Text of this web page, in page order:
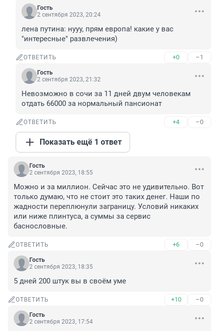
Гость
2 сентября 2023, 20:24
лена путина: нууу, прям европа! какие у вас
"интересные" развлечения)
ОТВЕТИТЬ +0 –1
Гость
2 сентября 2023, 21:32
Невозможно в сочи за 11 дней двум человекам
отдать 66000 за нормальный пансионат
ОТВЕТИТЬ +4 –0
Показать ещё 1 ответ
Гость
2 сентября 2023, 18:55
Можно и за миллион. Сейчас это не удивительно. Вот
только думаю, что не стоит это таких денег. Наши по
жадности переплюнули заграницу. Условий никаких
или ниже плинтуса, а суммы за сервис
баснословные.
ОТВЕТИТЬ +6 –0
Гость
2 сентября 2023, 18:35
5 дней 200 штук вы в своём уме
ОТВЕТИТЬ +10 –0
Гость
2 сентября 2023, 17:54